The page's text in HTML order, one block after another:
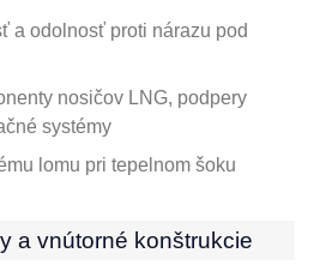
a odolnosť proti nárazu pod
nosičov LNG, podpery
systémy
lomu pri tepelnom šoku
a vnútorné konštrukcie